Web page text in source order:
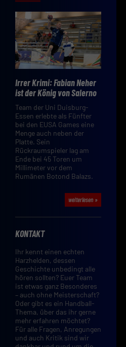
Irrer Krimi: Fabian Neher
ist der König von Salerno
Team der Uni Duisburg-
Essen erlebte als Fünfter
bei den EUSA Games eine
Menge auch neben der
Platte. Sein
Rückraumspieler lag am
Ende bei 45 Toren um
Millimeter vor dem
Rumänen Botond Balazs.
weiterlesen »
KONTAKT
Ihr kennt einen echten
Harzhelden, dessen
Geschichte unbedingt alle
hören sollten? Euer Team
ist etwas ganz Besonderes
– auch ohne Meisterschaft?
Oder gibt es ein Handball-
Thema, über das ihr gerne
mehr erfahren möchtet?
Für alle Fragen, Anregungen
und auch Kritik sind wir